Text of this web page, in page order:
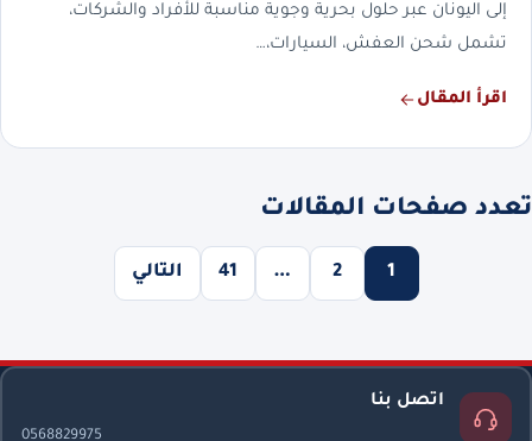
إلى اليونان عبر حلول بحرية وجوية مناسبة للأفراد والشركات،
تشمل شحن العفش، السيارات،…
اقرأ المقال
تعدد صفحات المقالات
1
2
…
41 التالي
اتصل بنا
0568829975